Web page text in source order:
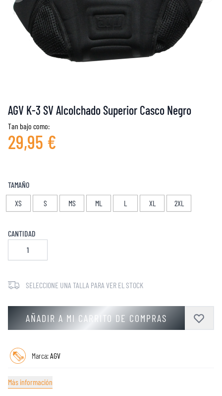
AGV K-3 SV Alcolchado Superior Casco Negro
Tan bajo como:
29,95 €
TAMAÑO
XS
S MS ML L XL 2XL
CANTIDAD
SELECCIONE UNA TALLA PARA VER EL STOCK
AÑADIR A MI CARRITO DE COMPRAS
Marca:AGV
Más información